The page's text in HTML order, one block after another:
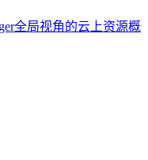
全局视角的云上资源概